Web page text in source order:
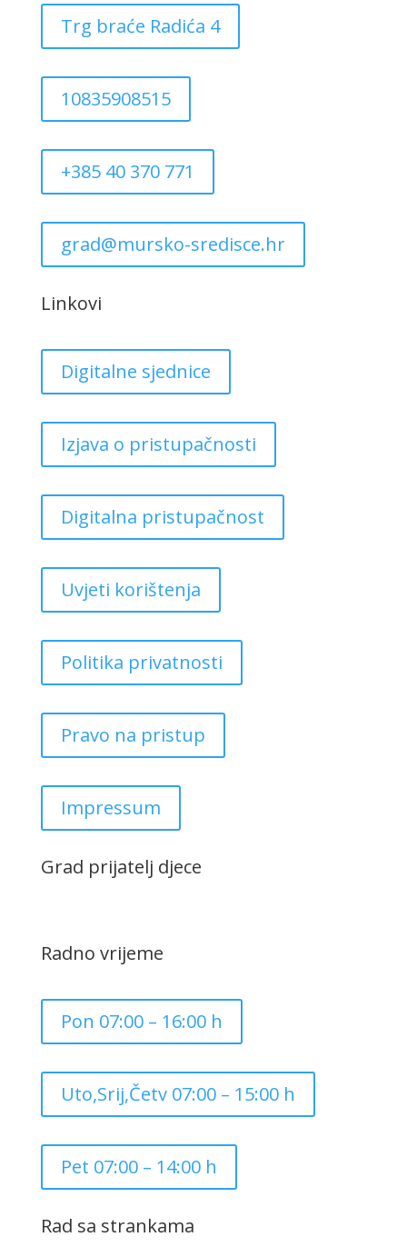
Trg braće Radića 4
10835908515
+385 40 370 771
grad@mursko-sredisce.hr
Linkovi
Digitalne sjednice
Izjava o pristupačnosti
Digitalna pristupačnost
Uvjeti korištenja
Politika privatnosti
Pravo na pristup
Impressum
Grad prijatelj djece
Radno vrijeme
Pon 07:00 – 16:00 h
Uto,Srij,Četv 07:00 – 15:00 h
Pet 07:00 – 14:00 h
Rad sa strankama